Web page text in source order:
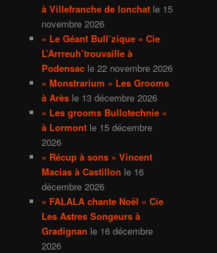
à Villefranche de lonchat le 15
novembre 2026
« Le Géant Bull’zique » Cie
L’Arrreuh’trouvaille à
Podensac le 22 novembre 2026
« Monstrarium » Les Grooms
à Arès le 13 décembre 2026
« Les grooms Bullotechnie »
à Lormont le 15 décembre
2026
« Récup à sons » Vincent
Macias à Castillon le 16
décembre 2026
« FALALA chante Noël » Cie
Les Astres Songeurs à
Gradignan le 16 décembre
2026